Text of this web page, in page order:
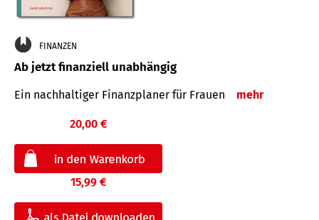
FINANZEN
Ab jetzt finanziell unabhängig
Ein nachhaltiger Finanzplaner für Frauen mehr
20,00 €
15,99 €